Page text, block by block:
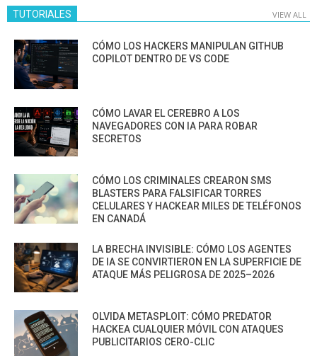
TUTORIALES VIEW ALL
CÓMO LOS HACKERS MANIPULAN GITHUB
COPILOT DENTRO DE VS CODE
CÓMO LAVAR EL CEREBRO A LOS
NAVEGADORES CON IA PARA ROBAR
SECRETOS
CÓMO LOS CRIMINALES CREARON SMS
BLASTERS PARA FALSIFICAR TORRES
CELULARES Y HACKEAR MILES DE TELÉFONOS
EN CANADÁ
LA BRECHA INVISIBLE: CÓMO LOS AGENTES
DE IA SE CONVIRTIERON EN LA SUPERFICIE DE
ATAQUE MÁS PELIGROSA DE 2025–2026
OLVIDA METASPLOIT: CÓMO PREDATOR
HACKEA CUALQUIER MÓVIL CON ATAQUES
PUBLICITARIOS CERO-CLIC